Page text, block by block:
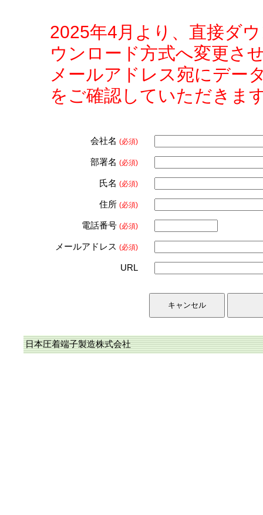
2025年4月より、直接ダ
ウンロード方式へ変更さ
メールアドレス宛にデー
をご確認していただきま
会社名 (必須)
部署名 (必須)
氏名 (必須)
住所 (必須)
電話番号 (必須)
メールアドレス (必須)
URL
日本圧着端子製造株式会社